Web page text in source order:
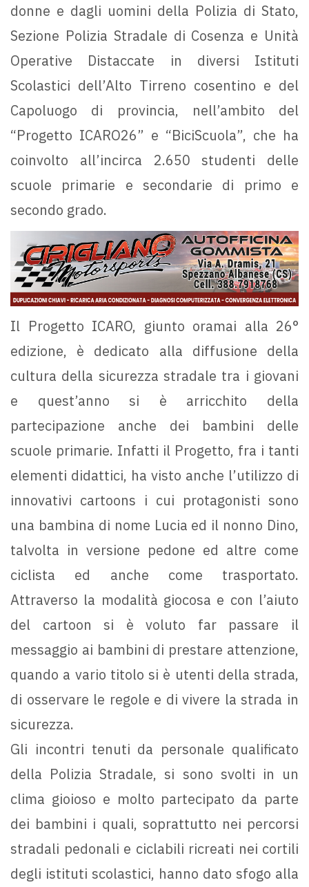
donne e dagli uomini della Polizia di Stato,
Sezione Polizia Stradale di Cosenza e Unità
Operative Distaccate in diversi Istituti
Scolastici dell’Alto Tirreno cosentino e del
Capoluogo di provincia, nell’ambito del
“Progetto ICARO26” e “BiciScuola”, che ha
coinvolto all’incirca 2.650 studenti delle
scuole primarie e secondarie di primo e
secondo grado.
Il Progetto ICARO, giunto oramai alla 26°
edizione, è dedicato alla diffusione della
cultura della sicurezza stradale tra i giovani
e quest’anno si è arricchito della
partecipazione anche dei bambini delle
scuole primarie. Infatti il Progetto, fra i tanti
elementi didattici, ha visto anche l’utilizzo di
innovativi cartoons i cui protagonisti sono
una bambina di nome Lucia ed il nonno Dino,
talvolta in versione pedone ed altre come
ciclista ed anche come trasportato.
Attraverso la modalità giocosa e con l’aiuto
del cartoon si è voluto far passare il
messaggio ai bambini di prestare attenzione,
quando a vario titolo si è utenti della strada,
di osservare le regole e di vivere la strada in
sicurezza.
Gli incontri tenuti da personale qualificato
della Polizia Stradale, si sono svolti in un
clima gioioso e molto partecipato da parte
dei bambini i quali, soprattutto nei percorsi
stradali pedonali e ciclabili ricreati nei cortili
degli istituti scolastici, hanno dato sfogo alla